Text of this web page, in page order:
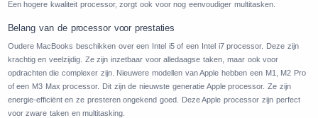
Een hogere kwaliteit processor, zorgt ook voor nog eenvoudiger multitasken.
Belang van de processor voor prestaties
Oudere MacBooks beschikken over een Intel i5 of een Intel i7 processor. Deze zijn
krachtig en veelzijdig. Ze zijn inzetbaar voor alledaagse taken, maar ook voor
opdrachten die complexer zijn. Nieuwere modellen van Apple hebben een M1, M2 Pro
of een M3 Max processor. Dit zijn de nieuwste generatie Apple processor. Ze zijn
energie-efficiënt en ze presteren ongekend goed. Deze Apple processor zijn perfect
voor zware taken en multitasking.